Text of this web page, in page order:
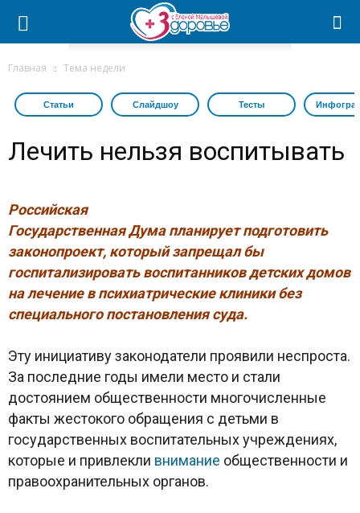
Главная Тема недели
Статьи Слайдшоу Тесты
Лечить нельзя воспитывать
Российская
Государственная Дума планирует подготовить
законопроект, который запрещал бы
госпитализировать воспитанников детских домов
на лечение в психиатрические клиники без
специального постановления суда.
Эту инициативу законодатели проявили неспроста.
За последние годы имели место и стали
достоянием общественности многочисленные
факты жестокого обращения с детьми в
государственных воспитательных учреждениях,
которые и привлекли внимание общественности и
правоохранительных органов.